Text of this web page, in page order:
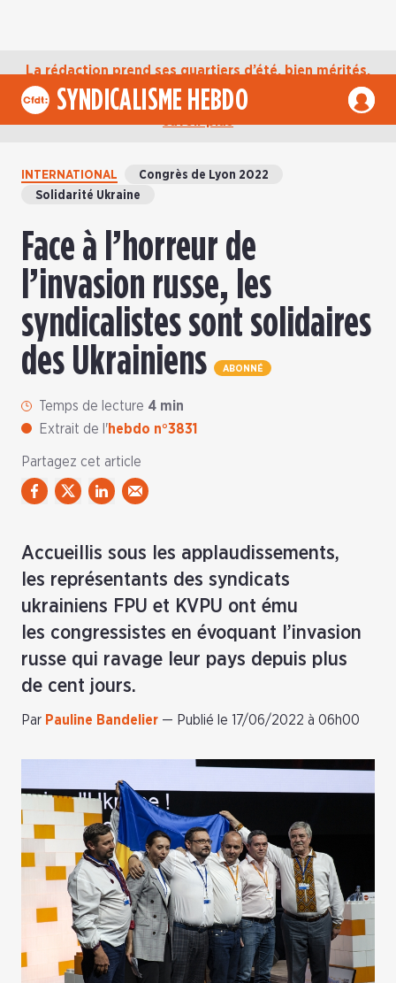
La rédaction prend ses quartiers d’été, bien mérités,
jusqu’au mardi 1er septembre. D’ici là, retrouvez
l’actualité de la CFDT sur notre compte Bluesky. En
SYNDICALISME HEBDO
INTERNATIONAL
Congrès de Lyon 2022
Solidarité Ukraine
Face à l’horreur de
l’invasion russe, les
syndicalistes sont solidaires
des Ukrainiens
ABONNÉ
Temps de lecture 4 min
Extrait de l'hebdo n°3831
Partagez cet article
Accueillis sous les applaudissements,
les représentants des syndicats
ukrainiens FPU et KVPU ont ému
les congressistes en évoquant l’invasion
russe qui ravage leur pays depuis plus
de cent jours.
Par Pauline Bandelier — Publié le 17/06/2022 à 06h00